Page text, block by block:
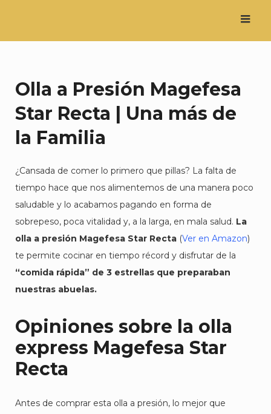
contenido
Olla a Presión Magefesa
Star Recta | Una más de
la Familia
¿Cansada de comer lo primero que pillas? La falta de
tiempo hace que nos alimentemos de una manera poco
saludable y lo acabamos pagando en forma de
sobrepeso, poca vitalidad y, a la larga, en mala salud. La
olla a presión Magefesa Star Recta (Ver en Amazon)
te permite cocinar en tiempo récord y disfrutar de la
“comida rápida” de 3 estrellas que preparaban
nuestras abuelas.
Opiniones sobre la olla
express Magefesa Star
Recta
Antes de comprar esta olla a presión, lo mejor que